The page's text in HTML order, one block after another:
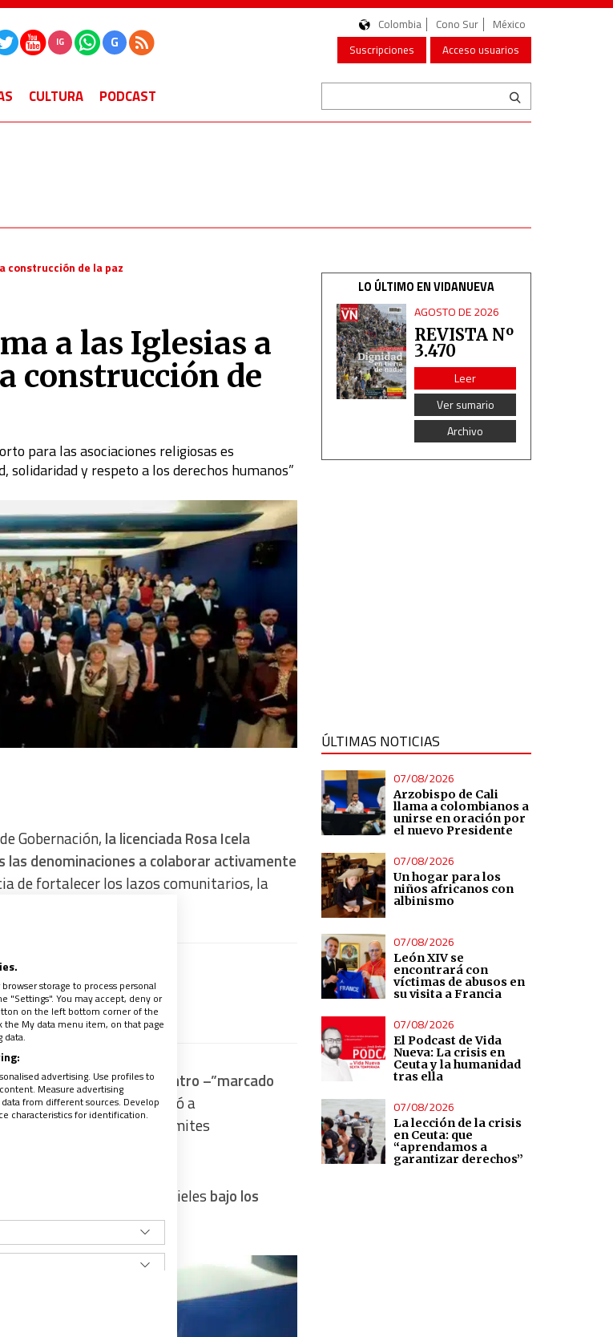
IG G
Colombia Cono Sur
México
Suscripciones
Acceso usuarios
CULTURA PODCAST
construcción de la paz
a las Iglesias a
construcción de
para las asociaciones religiosas es
y respeto a los derechos humanos”
Gobernación, la licenciada Rosa Icela
las denominaciones a colaborar activamente
de fortalecer los lazos comunitarios, la
mejor información
los contenidos
agosto tuvieronun encuentro –”marcado
de Gobernación, que recibió a
de facilitar sus trámites
guiando a sus fieles bajo los
humanos”.
LO ÚLTIMO EN VIDANUEVA
AGOSTO DE 2026
REVISTA Nº
3.470
Leer
Ver sumario
Archivo
ÚLTIMAS NOTICIAS
07/08/2026
Arzobispo de Cali
llama a colombianos a
unirse en oración por
el nuevo Presidente
07/08/2026
Un hogar para los
niños africanos con
albinismo
07/08/2026
León XIV se
encontrará con
víctimas de abusos en
su visita a Francia
07/08/2026
El Podcast de Vida
Nueva: La crisis en
Ceuta y la humanidad
tras ella
07/08/2026
La lección de la crisis
en Ceuta: que
“aprendamos a
garantizar derechos”
storage to process personal
"Settings". You may accept, deny or
on the left bottom corner of the
My data menu item, on that page
data.
advertising. Use profiles to
Measure advertising
from different sources. Develop
characteristics for identification.